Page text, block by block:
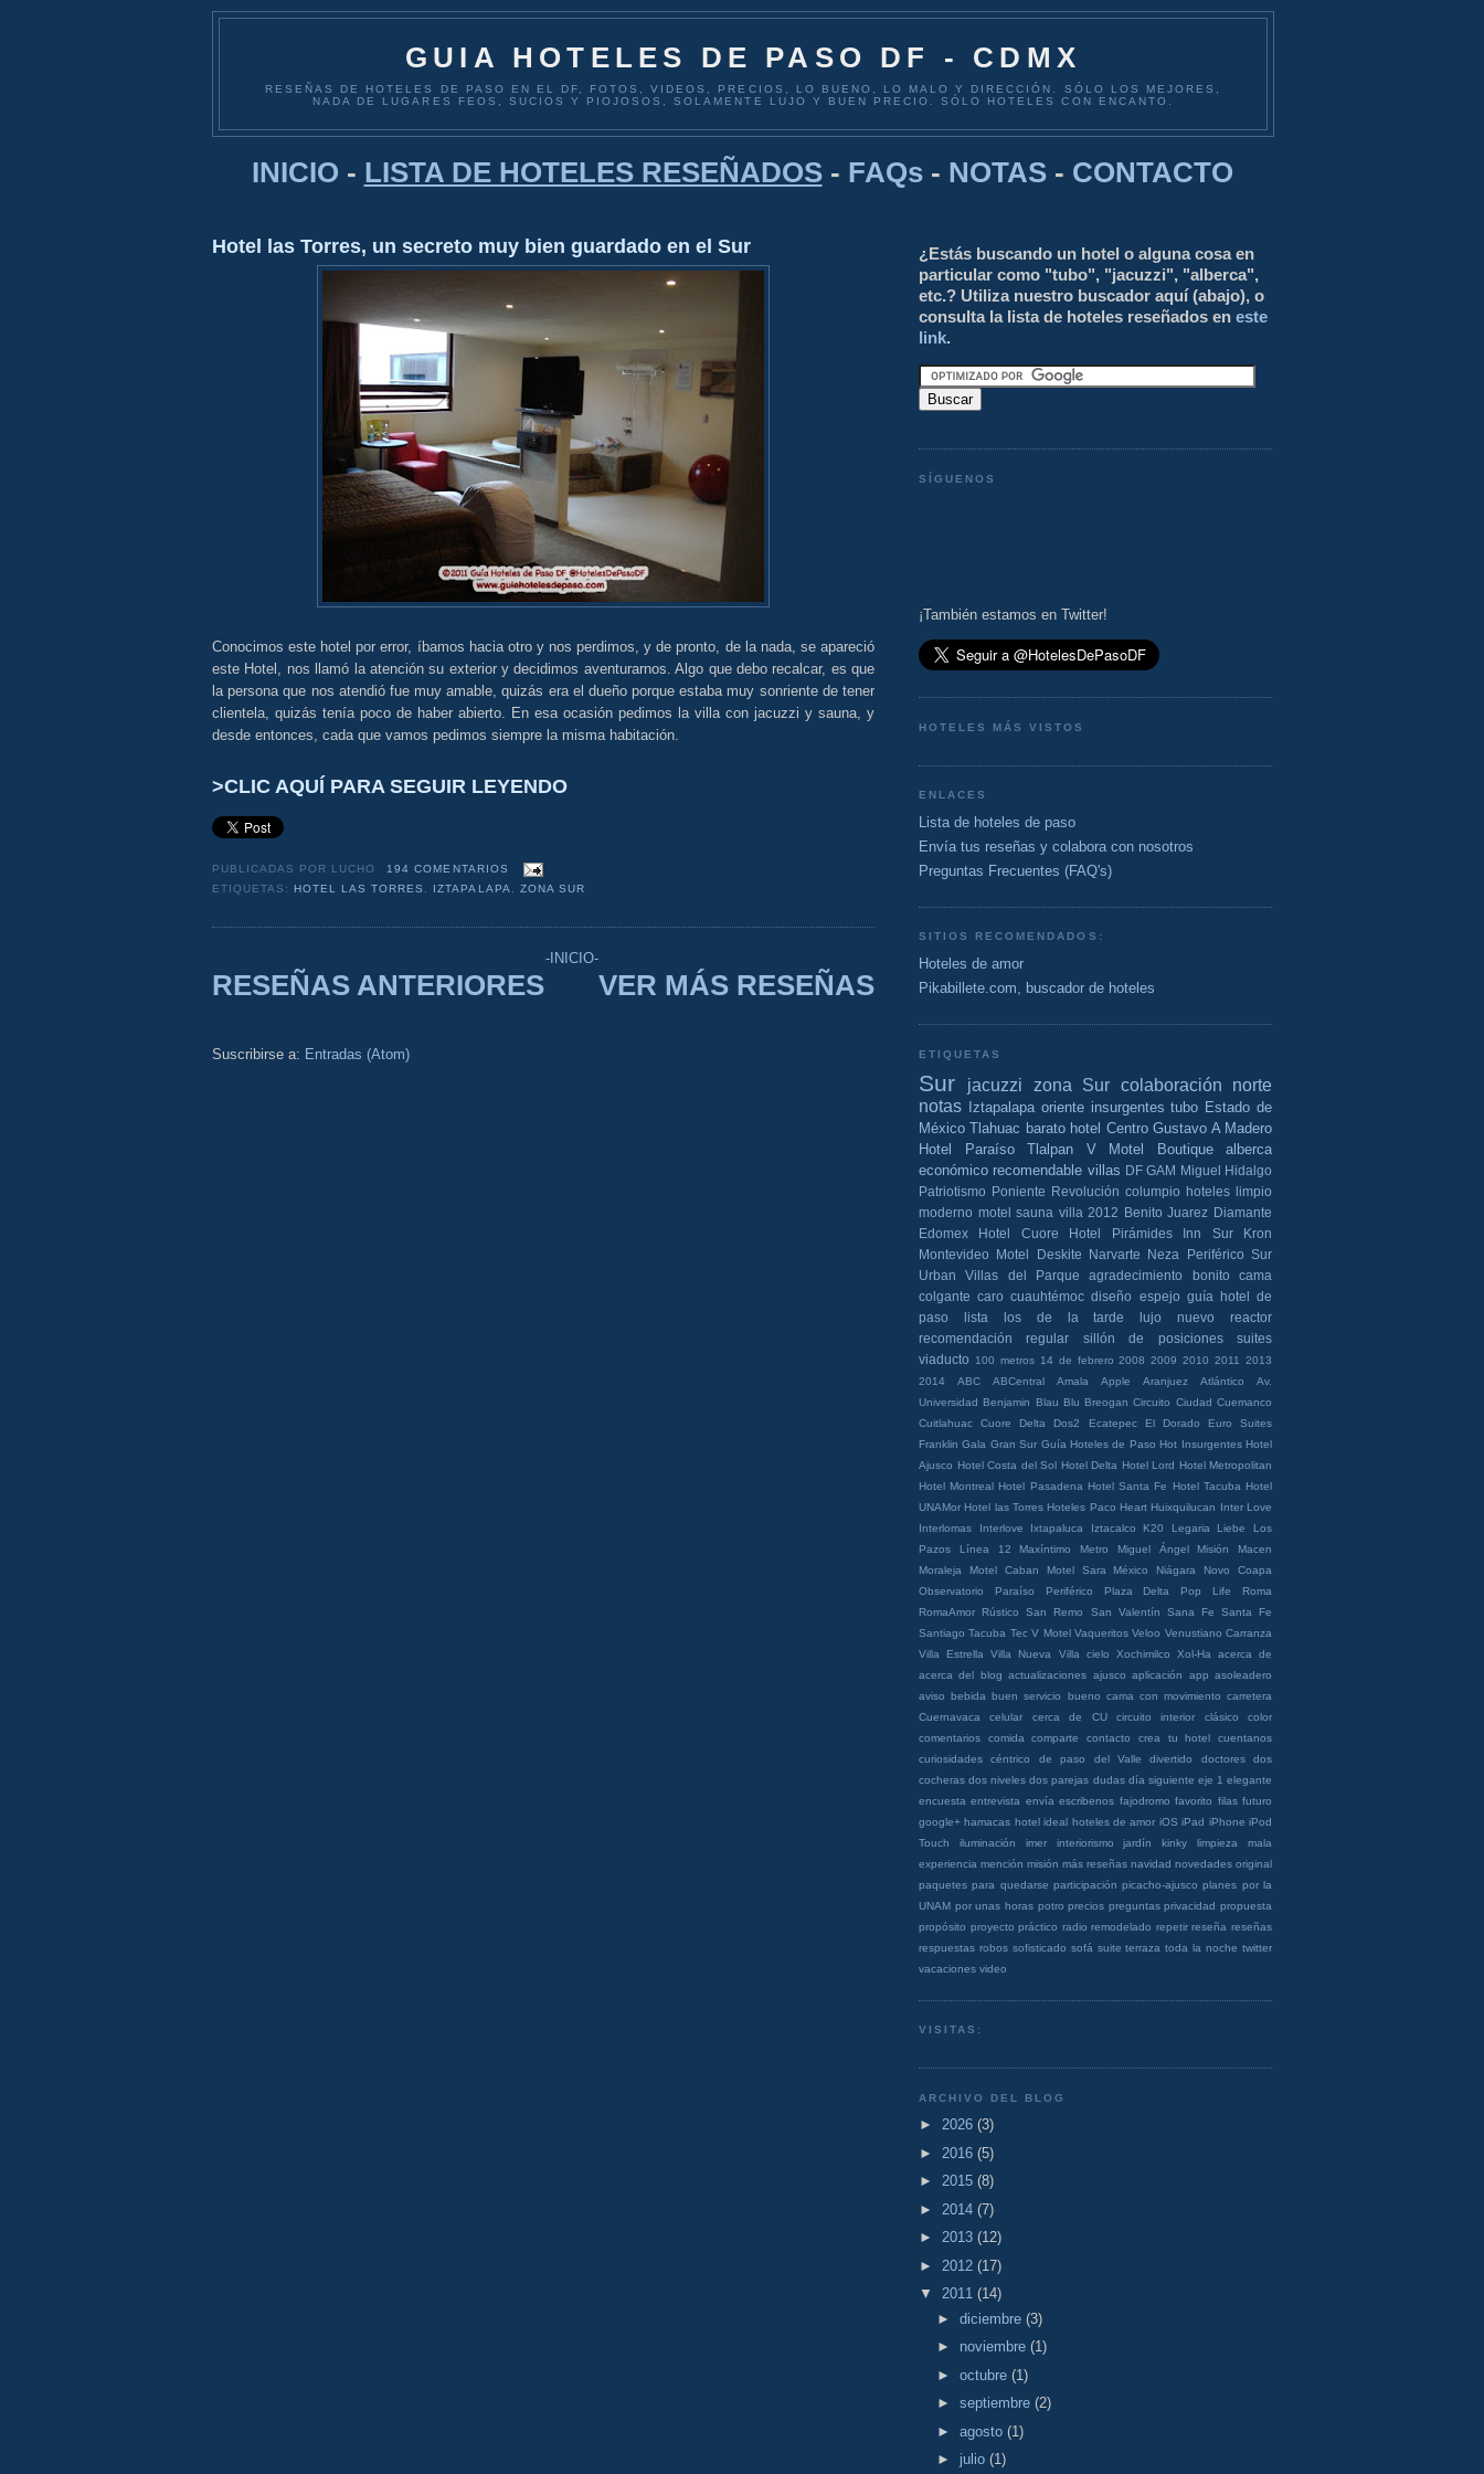
GUIA HOTELES DE PASO DF - CDMX
RESEÑAS DE HOTELES DE PASO EN EL DF, FOTOS, VIDEOS, PRECIOS, LO BUENO, LO MALO Y DIRECCIÓN. SÓLO LOS MEJORES,
NADA DE LUGARES FEOS, SUCIOS Y PIOJOSOS, SOLAMENTE LUJO Y BUEN PRECIO. SÓLO HOTELES CON ENCANTO.
INICIO - LISTA DE HOTELES RESEÑADOS- FAQs- NOTAS- CONTACTO
Hotel las Torres, un secreto muy bien guardado en el Sur
Conocimos este hotel por error, íbamos hacia otro y nos perdimos, y de pronto, de la nada, se apareció
este Hotel, nos llamó la atención su exterior y decidimos aventurarnos. Algo que debo recalcar, es que
la persona que nos atendió fue muy amable, quizás era el dueño porque estaba muy sonriente de tener
clientela, quizás tenía poco de haber abierto. En esa ocasión pedimos la villa con jacuzzi y sauna, y
desde entonces, cada que vamos pedimos siempre la misma habitación.
>CLIC AQUÍ PARA SEGUIR LEYENDO
PUBLICADAS POR LUCHO
194 COMENTARIOS
ETIQUETAS: HOTEL LAS TORRES IZTAPALAPA ZONA SUR
RESEÑAS ANTERIORES VER MÁS RESEÑAS
-INICIO-
Suscribirse a: Entradas (Atom)
¿Estás buscando un hotel o alguna cosa en
particular como "tubo", "jacuzzi", "alberca",
etc.? Utiliza nuestro buscador aquí (abajo), o
consulta la lista de hoteles reseñados en este
link.
SÍGUENOS
¡También estamos en Twitter!
HOTELES MÁS VISTOS
ENLACES
Lista de hoteles de paso
Envía tus reseñas y colabora con nosotros
Preguntas Frecuentes (FAQ's)
SITIOS RECOMENDADOS:
Hoteles de amor
Pikabillete.com, buscador de hoteles
ETIQUETAS
Sur jacuzzi zona Sur colaboración
norte
notas
Iztapalapa oriente insurgentes tubo Estado de
México Tlahuac barato hotel Centro Gustavo A Madero
Hotel Paraíso
Tlalpan V Motel Boutique
alberca
económico recomendable villas DF GAM
Miguel Hidalgo
Patriotismo
Poniente Revolución columpio hoteles
limpio
moderno motel sauna villa 2012 Benito Juarez Diamante
Edomex
Hotel Cuore Hotel Pirámides Inn Sur
Kron
Montevideo
Motel Deskite Narvarte Neza
Periférico Sur
Urban
Villas del Parque agradecimiento bonito
cama
colgante caro cuauhtémoc diseño espejo guía
hotel de
paso
lista los de la tarde lujo nuevo
reactor
recomendación
regular sillón de posiciones
suites
viaducto
100 metros 14 de febrero 2008 2009 2010 2011
2013
2014
ABC ABCentral Amala Apple Aranjuez Atlántico
Av.
Universidad Benjamin Blau Blu Breogan Circuito Ciudad Cuemanco
Cuitlahuac
Cuore Delta Dos2 Ecatepec El Dorado
Euro Suites
Franklin Gala Gran Sur Guía Hoteles de Paso Hot Insurgentes Hotel
Ajusco Hotel Costa del Sol Hotel Delta Hotel Lord Hotel Metropolitan
Hotel Montreal Hotel Pasadena Hotel Santa Fe Hotel Tacuba Hotel
UNAMor Hotel las Torres Hoteles Paco Heart Huixquilucan Inter Love
Interlomas
Interlove Ixtapaluca Iztacalco K20 Legaria Liebe
Los
Pazos
Línea 12 Maxíntimo Metro Miguel Ángel
Misión Macen
Moraleja
Motel Caban Motel Sara México Niágara
Novo Coapa
Observatorio
Paraíso Periférico Plaza Delta Pop Life
Roma
RomaAmor
Rústico San Remo San Valentín Sana Fe
Santa Fe
Santiago Tacuba Tec V Motel Vaqueritos Veloo Venustiano Carranza
Villa Estrella
Villa Nueva Villa cielo Xochimilco Xol-Ha
acerca de
acerca del blog actualizaciones ajusco aplicación app asoleadero
aviso bebida buen servicio bueno cama con movimiento carretera
Cuernavaca
celular cerca de CU circuito interior clásico
color
comentarios
comida comparte contacto crea tu hotel
cuentanos
curiosidades
céntrico de paso del Valle divertido doctores
dos
cocheras dos niveles dos parejas dudas día siguiente eje 1 elegante
encuesta entrevista envía escribenos fajodromo favorito filas futuro
google+ hamacas hotel ideal hoteles de amor iOS iPad iPhone iPod
Touch
iluminación imer interiorismo jardín kinky limpieza
mala
experiencia mención misión más reseñas navidad novedades original
paquetes para quedarse participación picacho-ajusco planes por la
UNAM por unas horas potro precios preguntas privacidad propuesta
propósito proyecto práctico radio remodelado repetir reseña reseñas
respuestas robos sofisticado sofá suite terraza toda la noche twitter
vacaciones video
VISITAS:
ARCHIVO DEL BLOG
► 2026 (3)
► 2016 (5)
► 2015 (8)
► 2014 (7)
► 2013 (12)
► 2012 (17)
▼ 2011 (14)
► diciembre (3)
► noviembre (1)
► octubre (1)
► septiembre (2)
► agosto (1)
► julio (1)